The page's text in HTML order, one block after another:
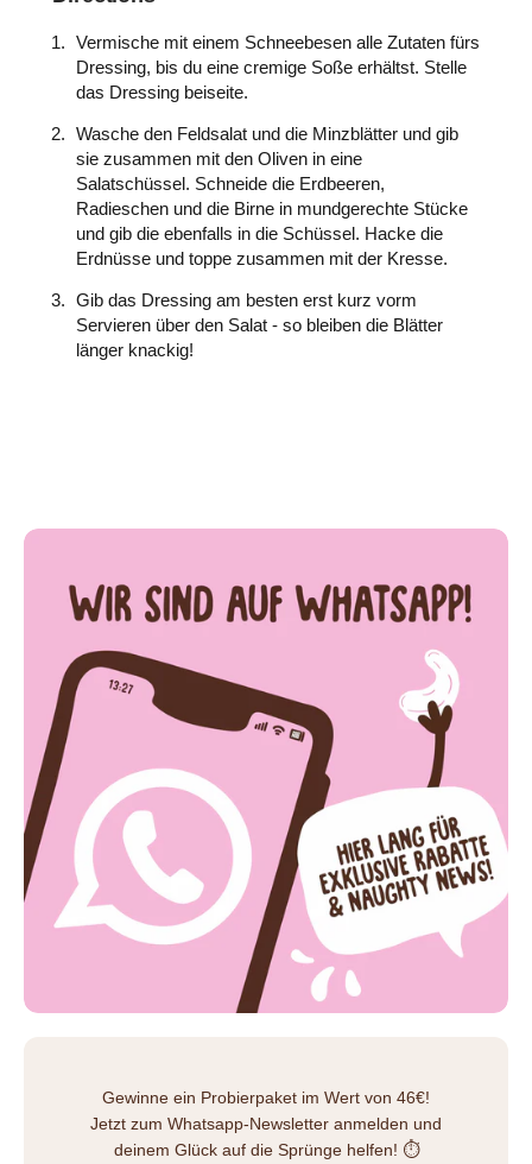
Vermische mit einem Schneebesen alle Zutaten fürs
Dressing, bis du eine cremige Soße erhältst. Stelle
das Dressing beiseite.
Wasche den Feldsalat und die Minzblätter und gib
sie zusammen mit den Oliven in eine
Salatschüssel. Schneide die Erdbeeren,
Radieschen und die Birne in mundgerechte Stücke
und gib die ebenfalls in die Schüssel. Hacke die
Erdnüsse und toppe zusammen mit der Kresse.
Gib das Dressing am besten erst kurz vorm
Servieren über den Salat - so bleiben die Blätter
länger knackig!
Gewinne ein Probierpaket im Wert von 46€!
Jetzt zum Whatsapp-Newsletter anmelden und
deinem Glück auf die Sprünge helfen! ⏱️